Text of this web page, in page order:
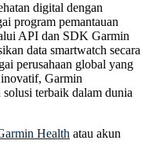
digital dengan
program pemantauan
API dan SDK Garmin
data smartwatch secara
perusahaan global yang
Garmin
terbaik dalam dunia
Health atau akun